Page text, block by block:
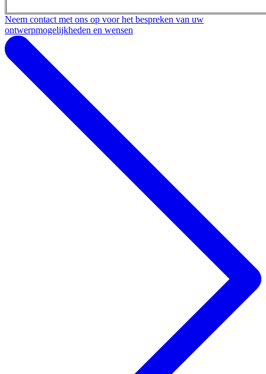
Neem contact met ons op voor het bespreken van uw
ontwerpmogelijkheden en wensen